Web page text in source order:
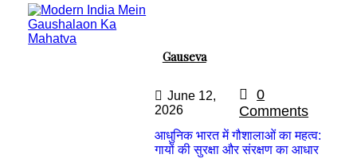
Gauseva
June 12,
2026
0
Comments
आधुनिक भारत में गौशालाओं का महत्व:
गायों की सुरक्षा और संरक्षण का आधार